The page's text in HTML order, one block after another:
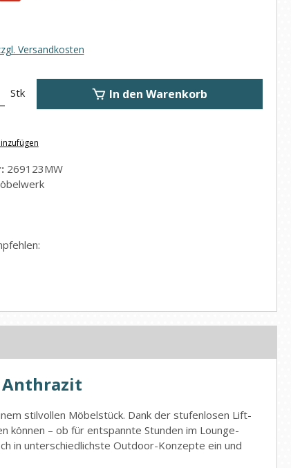
Versandkosten
den gewünschten Wert ein oder benutze die Schaltflächen um
Stk In den Warenkorb
269123MW
Anthrazit
stilvollen Möbelstück. Dank der stufenlosen Lift-
können – ob für entspannte Stunden im Lounge-
in unterschiedlichste Outdoor-Konzepte ein und